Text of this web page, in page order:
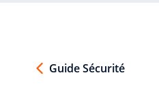
Guide Sécurité